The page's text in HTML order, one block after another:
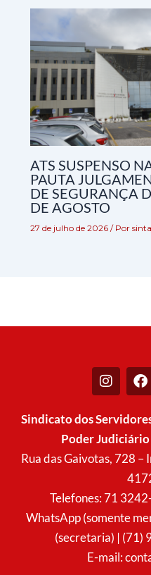
ATS SUSPENSO
PAUTA
DE SEGURANÇA
DE AGOSTO
27 de julho de 2026 / Por
I
n
t
g
r
F
a
e
b
o
o
k
Sindicato dos
Poder Judiciário
Rua das Gaivotas, 728 –
Telefones: 71
WhatsApp (somente
(secretaria) | (71)
E-mail: